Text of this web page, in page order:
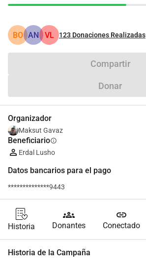
BO AN VL 123 Donaciones Realizadas
Compartir
Donar
Organizador
Maksut Gavaz
Beneficiarioinfo
Erdal Lusho
Datos bancarios para el pago
**************9443
Historia
groups
Donantes
link
Conectado
Historia de la Campaña